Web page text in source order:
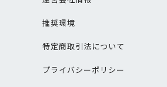
推奨環境
特定商取引法について
プライバシーポリシー